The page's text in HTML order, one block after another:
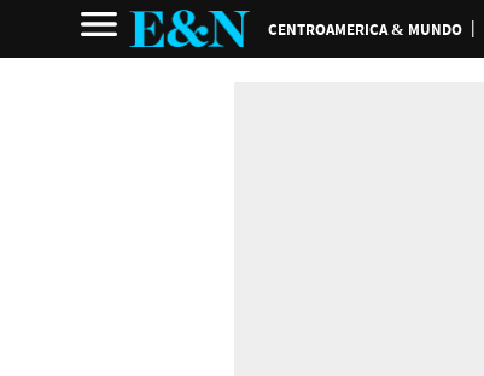
CENTROAMERICA & MUNDO